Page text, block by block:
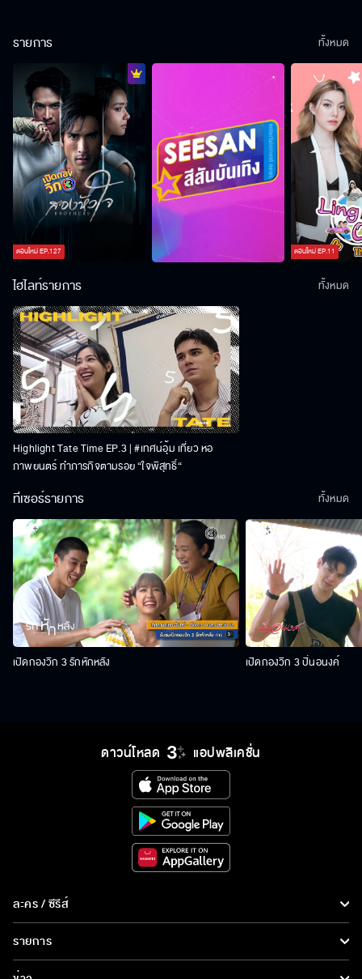
รายการ
ตอนใหม่EP.127 ตอนใหม่EP.11
ทั้งหมด
ไฮไลท์รายการ
Highlight Tate Time EP.3 | #เทศน์อุ้ม เที่ยว หอ
ภาพยนตร์ ทำภารกิจตามรอย “ใจพิสุทธิ์“
ทั้งหมด
ทีเซอร์รายการ
เปิดกองวิก 3 รักหักหลัง เปิดกองวิก 3 ปิ่นอนงค์
ทั้งหมด
ดาวน์โหลด แอปพลิเคชั่น
ละคร / ซีรีส์
ละคร/ซีรีส์
ซีรีส์นานาชาติ
รายการ
รายการทั้งหมด